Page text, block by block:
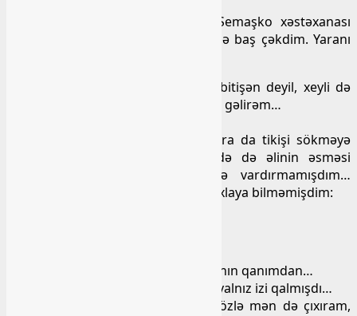
Nə isə, axır ki bir gün yolumu Semaşko xəstəxanası
tərəfdən saldım və Sabir həkimə də baş çəkdim. Yaranı
Ə yox, bu özünə qalsa iki-üç aya bitişən deyil, xeyli də
şişib, işlənməlidir. Get sarğı otağına, gəlirəm…
Aradan bir 15 gün keçdikdən sonra da tikişi sökməyə
getdim, şənbə günü idi… Tikəndə də əlinin əsməsi
gözümdən yayınmamışdı, fərqinə vardırmamışdım…
Sökəndə də bunu görüb, özümü saxlaya bilməmişdim:
Ə, niyə əsməsin, ətin ətimdəndir, qanın qanımdan…
Amma tezliklə tikişi sökdü, yaranın yalnız izi qalmışdı…
Sağollaşıb ayrılmaq istəyəndə, – gözlə mən də çıxıram,